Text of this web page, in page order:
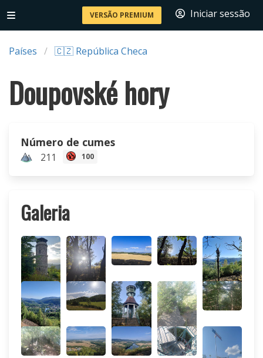
VERSÃO PREMIUM Iniciar sessão
Países 🇨🇿 República Checa
Doupovské hory
Número de cumes
211 100
Galeria